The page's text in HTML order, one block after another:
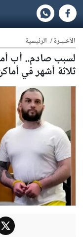
الأخـيـرة/ الرئيسية
لسبب صادم.. أب
ثلاثة أشهر في